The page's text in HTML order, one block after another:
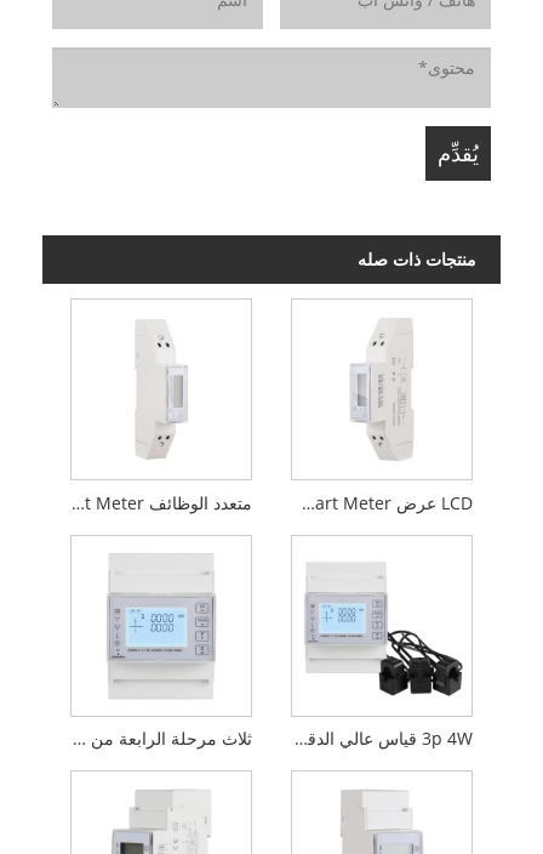
منتجات ذات صله
متعدد الوظائف DIN Rail Energy Meter Smart Meter LCD عرض Multi-Function DIN Rail Energy Meter Smart Meter
ثلاث مرحلة الرابعة من السلك DIN السكك الحديدية متعددة الوظائف 3p 4W قياس عالي الدقة DIN RAIL MEARE SMART